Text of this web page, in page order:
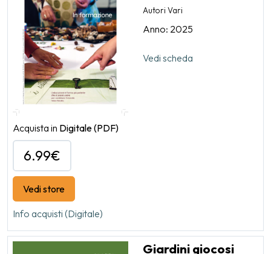
Autori Vari
Anno: 2025
Vedi scheda
Acquista in Digitale(PDF)
6.99€
Vedi store
Info acquisti (Digitale)
Giardini giocosi